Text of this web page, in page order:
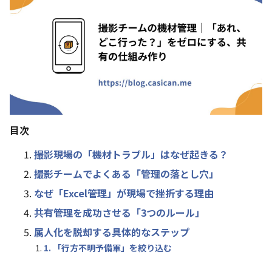
目次
撮影現場の「機材トラブル」はなぜ起きる？
撮影チームでよくある「管理の落とし穴」
なぜ「Excel管理」が現場で挫折する理由
共有管理を成功させる「3つのルール」
属人化を脱却する具体的なステップ
1. 「行方不明予備軍」を絞り込む